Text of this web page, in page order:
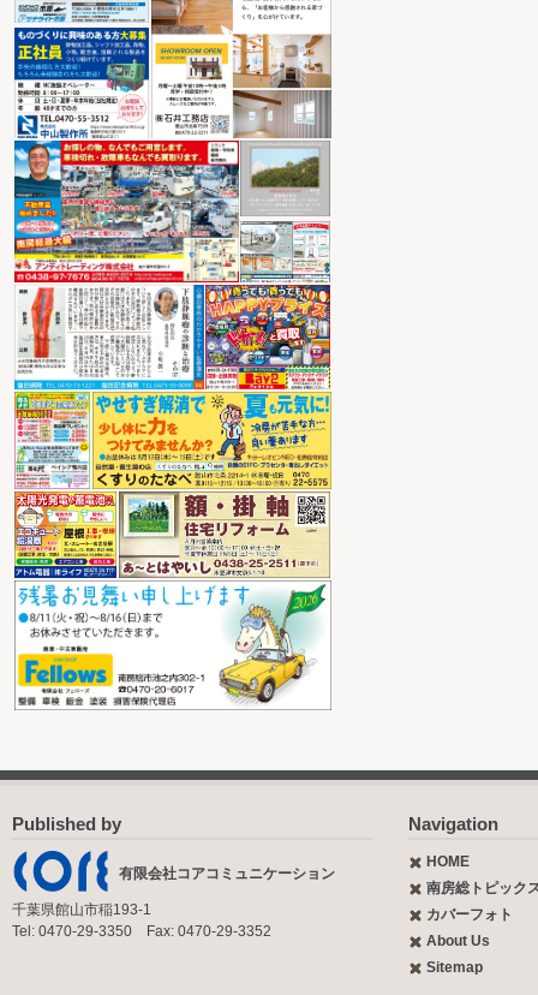
Published by
有限会社コアコミュニケーション
千葉県館山市稲193-1
Tel: 0470-29-3350 Fax: 0470-29-3352
Navigation
HOME
南房総トピック
カバーフォト
About Us
Sitemap